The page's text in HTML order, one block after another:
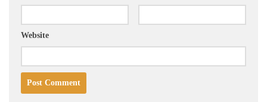
Website